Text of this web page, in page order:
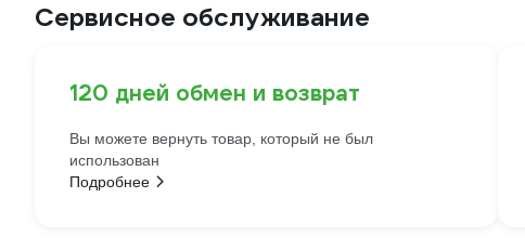
Сервисное обслуживание
120 дней обмен и возврат
Вы можете вернуть товар, который не был
использован
Подробнее